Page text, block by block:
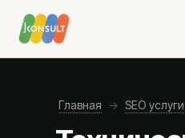
Главная → SEO услуги